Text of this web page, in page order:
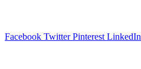
Facebook Twitter Pinterest LinkedIn